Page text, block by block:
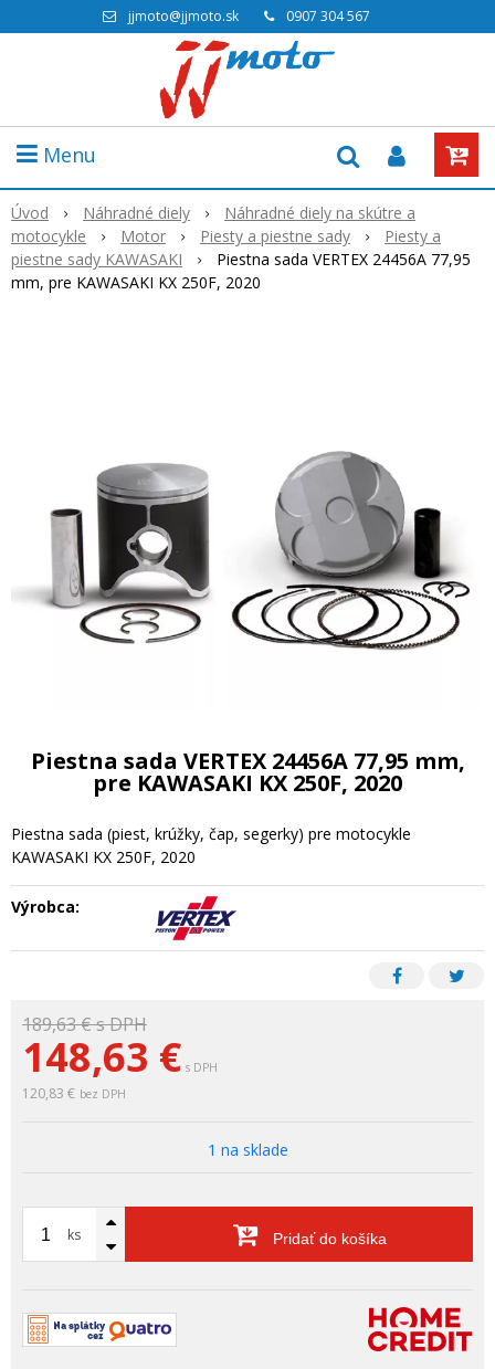
jjmoto@jjmoto.sk 0907 304 567
Menu
Úvod Náhradné diely
Náhradné diely na skútre a
motocykle
Motor Piesty a piestne sady
Piesty a
piestne sady KAWASAKI
Piestna sada VERTEX 24456A 77,95
mm, pre KAWASAKI KX 250F, 2020
189,63 €s DPH
148,63 € s DPH
120,83 € bez DPH
1 na sklade
ks Pridať do košíka
Piestna sada VERTEX 24456A 77,95 mm,
pre KAWASAKI KX 250F, 2020
Piestna sada (piest, krúžky, čap, segerky) pre motocykle
KAWASAKI KX 250F, 2020
Výrobca: